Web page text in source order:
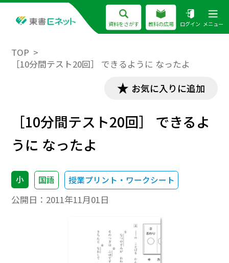
資料をさがす 教科の広場 ログイン メニュー
TOP
［10分間テスト20回］ できるように なったよ
お気に入りに追加
［10分間テスト20回］ できるよ
うに なったよ
小 国語 授業プリント・ワークシート
公開日： 2011年11月01日